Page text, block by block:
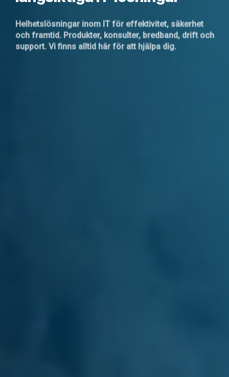
Helhetslösningar inom IT för effektivitet, säkerhet
och framtid. Produkter, konsulter, bredband, drift och
support. Vi finns alltid här för att hjälpa dig.